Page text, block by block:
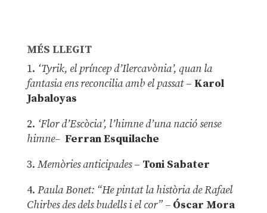
MÉS LLEGIT
1. ‘Tyrik, el príncep d’Ilercavònia’, quan la
fantasia ens reconcilia amb el passat– Karol
Jabaloyas
2. ‘Flor d’Escòcia’, l’himne d’una nació sense
himne– Ferran Esquilache
3. Memòries anticipades– Toni Sabater
4. Paula Bonet: “He pintat la història de Rafael
Chirbes des dels budells i el cor” –Óscar Mora